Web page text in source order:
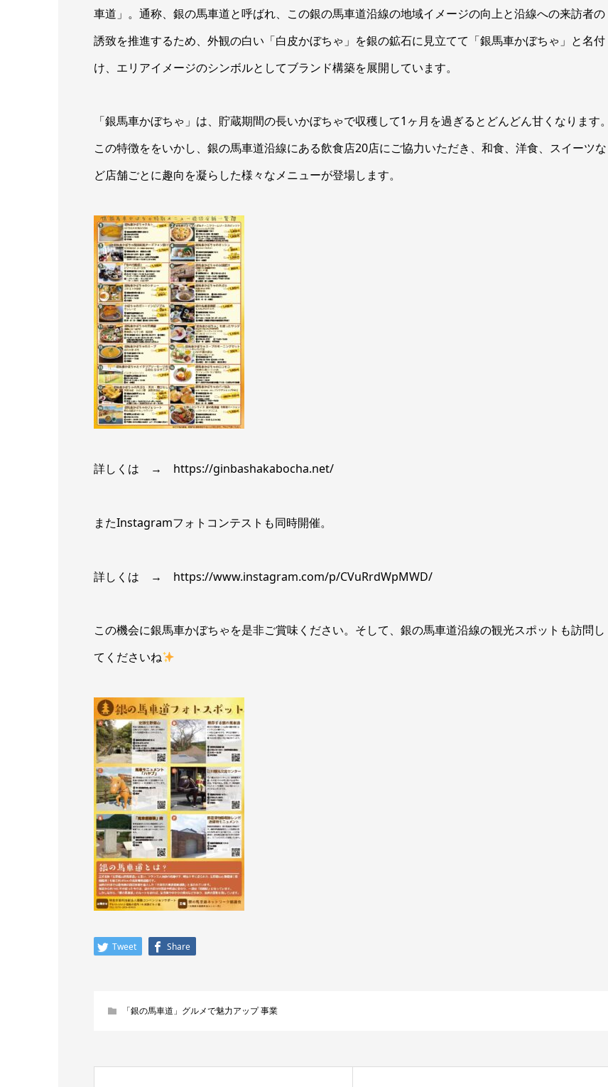
車道」。通称、銀の馬車道と呼ばれ、この銀の馬車道沿線の地域イメージの向上と沿線への来訪者の
誘致を推進するため、外観の白い「白皮かぼちゃ」を銀の鉱石に見立てて「銀馬車かぼちゃ」と名付
け、エリアイメージのシンボルとしてブランド構築を展開しています。
「銀馬車かぼちゃ」は、貯蔵期間の長いかぼちゃで収穫して1ヶ月を過ぎるとどんどん甘くなります。
この特徴ををいかし、銀の馬車道沿線にある飲食店20店にご協力いただき、和食、洋食、スイーツな
ど店舗ごとに趣向を凝らした様々なメニューが登場します。
詳しくは → https://ginbashakabocha.net/
またInstagramフォトコンテストも同時開催。
詳しくは → https://www.instagram.com/p/CVuRrdWpMWD/
この機会に銀馬車かぼちゃを是非ご賞味ください。そして、銀の馬車道沿線の観光スポットも訪問し
てくださいね
Tweet Share
「銀の馬車道」グルメで魅力アップ 事業